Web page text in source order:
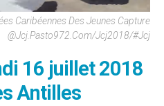
Caribéennes Des Jeunes Capture
@jcj.pasto972.com/jcj2018/#jcj
16 juillet 2018
Antilles